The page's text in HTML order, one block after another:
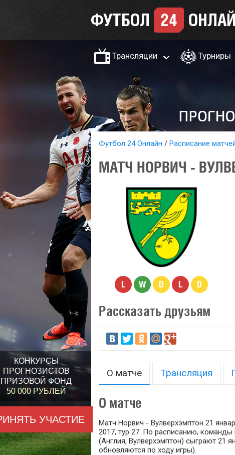
КОНКУРСЫ
ПРОГНОЗИСТОВ
ПРИЗОВОЙ ФОНД
50 000 РУБЛЕЙ
УЧАСТИЕ
Трансляции Турниры
Футбол 24 Онлайн Расписание
МАТЧ НОРВИЧ -
L W D L D
Рассказать друзьям
О матче Трансляция
О матче
Матч Норвич - Вулверхэмптон 21
2017, тур 27. По расписанию,
(Англия, Вулверхэмптон) сыграют 21
обновляются по ходу игры).